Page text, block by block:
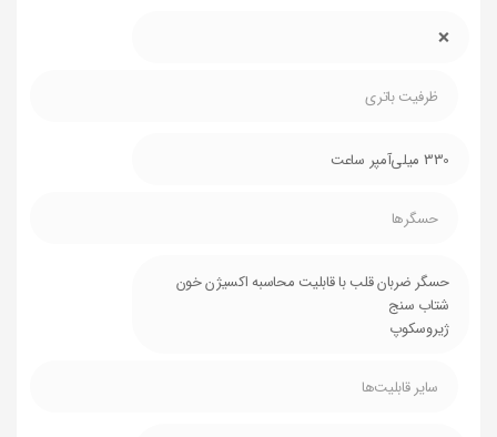
❌
ظرفیت باتری
330 میلی‌آمپر ساعت
حسگرها
حسگر ضربان قلب با قابلیت محاسبه اکسیژن خون
شتاب سنج
ژیروسکوپ
سایر قابلیت‌ها